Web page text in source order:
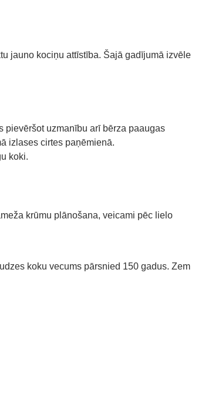
jauno kociņu attīstība. Šajā gadījumā izvēle
pievēršot uzmanību arī bērza paaugas
izlases cirtes paņēmienā.
koki.
krūmu plānošana, veicami pēc lielo
koku vecums pārsnied 150 gadus. Zem